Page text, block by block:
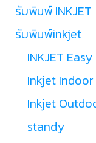
รับพิมพ์ INKJET
รับพิมพ์inkjet
INKJET
Inkjet Indoor
Inkjet
standy